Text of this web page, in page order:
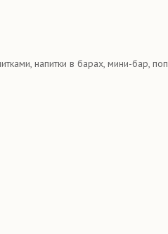
напитки в барах, мини-бар,